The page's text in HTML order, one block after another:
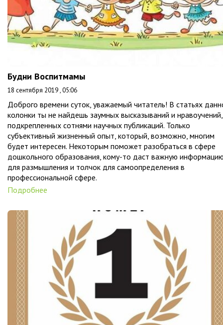
Будни Воспитмамы
18 сентября 2019 , 05:06
Доброго времени суток, уважаемый читатель! В статьях
колонки ты не найдешь заумных высказываний и нравоучений,
подкрепленных сотнями научных публикаций. Только
субъективный жизненный опыт, который, возможно, многим
будет интересен. Некоторым поможет разобраться в сфере
дошкольного образования, кому-то даст важную
для размышления и толчок для самоопределения в
профессиональной сфере.
Подробнее